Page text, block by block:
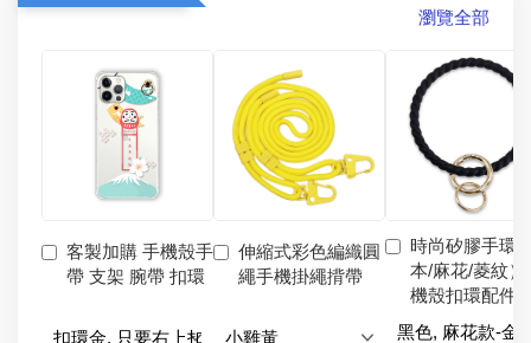
瀏覽全部
客製加購 手機殼手
帶 支架 腕帶 扣環
伸縮式彩色編織圓
繩手機掛繩揹帶
時尚矽膠手環
本/麻花/菱紋）
機殼扣環配件